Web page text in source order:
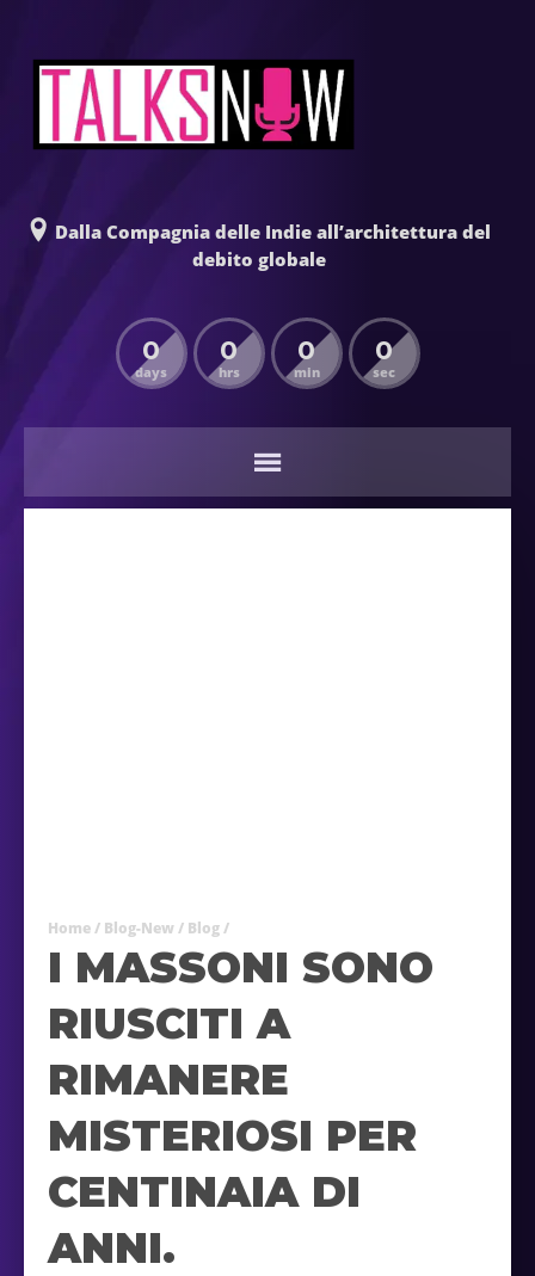
Dalla Compagnia delle Indie all’architettura del
debito globale
0
days
0
hrs
0
min
0
sec
Home / Blog-New / Blog /
I MASSONI SONO
RIUSCITI A
RIMANERE
MISTERIOSI PER
CENTINAIA DI
ANNI.